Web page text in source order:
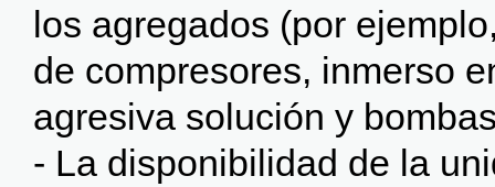
los agregados (por
de compresores, inmerso
agresiva solución y
- La disponibilidad de la